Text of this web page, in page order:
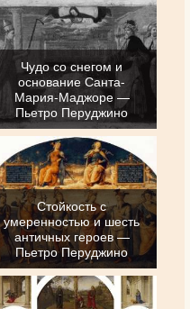
Чудо со снегом и
основание Санта-
Мария-Маджоре —
Пьетро Перуджино
Стойкость с
умеренностью и шесть
античных героев —
Пьетро Перуджино